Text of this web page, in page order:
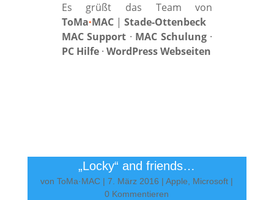
Es grüßt das Team von
ToMa·MAC| Stade-Ottenbeck
MAC Support · MAC Schulung·
PC Hilfe· WordPress Webseiten
„Locky“ and friends…
vonToMa·MAC |7. März 2016 |Apple, Microsoft |
0 Kommentieren